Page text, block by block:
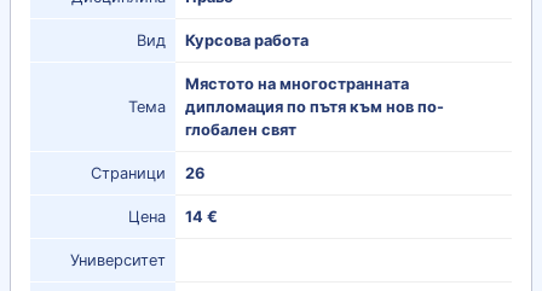
Вид Курсова работа
Тема
Мястото на многостранната
дипломация по пътя към нов по-
глобален свят
Страници 26
Цена 14 €
Университет